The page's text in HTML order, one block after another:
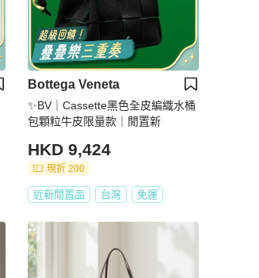
Bottega Veneta
✨BV｜Cassette黑色全皮編織水桶
包顆粒牛皮限量款｜閒置新
HKD 9,424
現折 200
近新閒置品 台灣 免運